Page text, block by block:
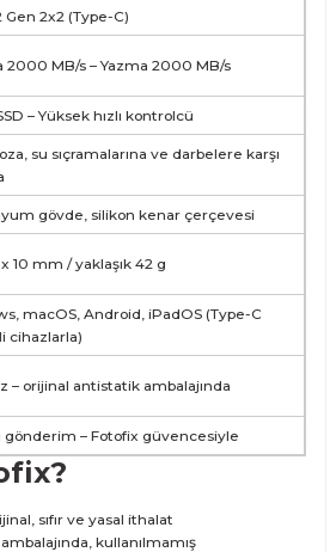
Gen 2x2 (Type-C)
2000 MB/s – Yazma 2000 MB/s
– Yüksek hızlı kontrolcü
su sıçramalarına ve darbelere karşı
gövde, silikon kenar çerçevesi
10 mm / yaklaşık 42 g
macOS, Android, iPadOS (Type-C
cihazlarla)
– orijinal antistatik ambalajında
gönderim – Fotofix güvencesiyle
sıfır ve yasal ithalat
kullanılmamış